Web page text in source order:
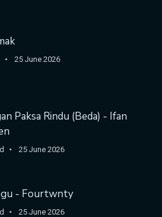
25 June 2026
Paksa Rindu (Beda) - Ifan
25 June 2026
- Fourtwnty
25 June 2026